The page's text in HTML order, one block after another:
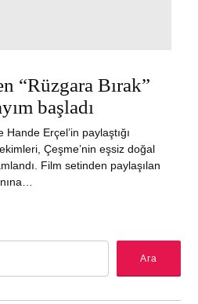
“Rüzgara Bırak”
başladı
Erçel’in paylaştığı
Çeşme’nin eşsiz doğal
Film setinden paylaşılan
Ara